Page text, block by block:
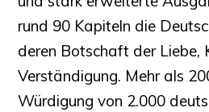
rund 90 Kapiteln die
deren Botschaft der Liebe,
Verständigung. Mehr als
Würdigung von 2.000